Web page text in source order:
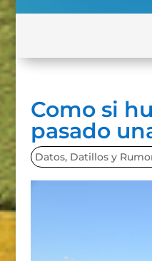
Como si
pasado
Datos, Datillos y